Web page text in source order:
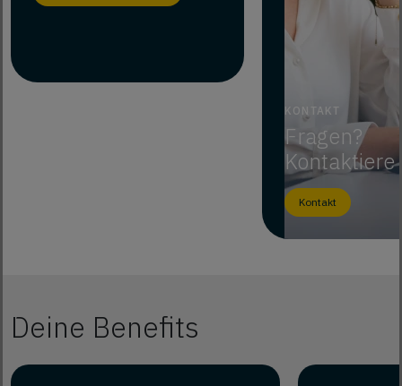
KONTAKT
Fragen?
Kontaktiere
Kontakt
Deine Benefits